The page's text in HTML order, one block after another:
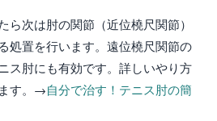
ら次は肘の関節（近位橈尺関節）
処置を行います。遠位橈尺関節の
ス肘にも有効です。詳しいやり方
す。→自分で治す！テニス肘の簡